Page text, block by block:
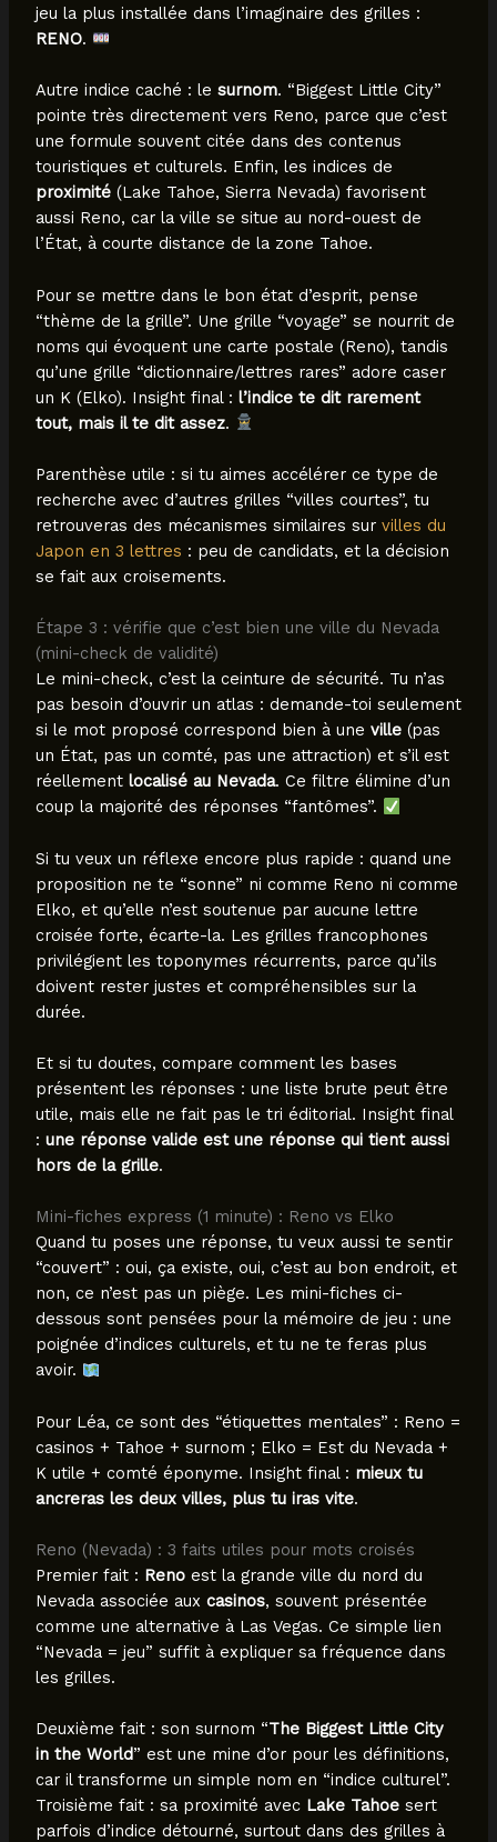
jeu la plus installée dans l’imaginaire des grilles :
RENO.
Autre indice caché : le surnom. “Biggest Little City”
pointe très directement vers Reno, parce que c’est
une formule souvent citée dans des contenus
touristiques et culturels. Enfin, les indices de
proximité(Lake Tahoe, Sierra Nevada) favorisent
aussi Reno, car la ville se situe au nord-ouest de
l’État, à courte distance de la zone Tahoe.
Pour se mettre dans le bon état d’esprit, pense
“thème de la grille”. Une grille “voyage” se nourrit de
noms qui évoquent une carte postale (Reno), tandis
qu’une grille “dictionnaire/lettres rares” adore caser
un K (Elko). Insight final : l’indice te dit rarement
tout, mais il te dit assez.
Parenthèse utile : si tu aimes accélérer ce type de
recherche avec d’autres grilles “villes courtes”, tu
retrouveras des mécanismes similaires sur villes du
Japon en 3 lettres : peu de candidats, et la décision
se fait aux croisements.
Étape 3 : vérifie que c’est bien une ville du Nevada
(mini-check de validité)
Le mini-check, c’est la ceinture de sécurité. Tu n’as
pas besoin d’ouvrir un atlas : demande-toi seulement
si le mot proposé correspond bien à une ville(pas
un État, pas un comté, pas une attraction) et s’il est
réellement localisé au Nevada. Ce filtre élimine d’un
coup la majorité des réponses “fantômes”.
Si tu veux un réflexe encore plus rapide : quand une
proposition ne te “sonne” ni comme Reno ni comme
Elko, et qu’elle n’est soutenue par aucune lettre
croisée forte, écarte-la. Les grilles francophones
privilégient les toponymes récurrents, parce qu’ils
doivent rester justes et compréhensibles sur la
durée.
Et si tu doutes, compare comment les bases
présentent les réponses : une liste brute peut être
utile, mais elle ne fait pas le tri éditorial. Insight final
: une réponse valide est une réponse qui tient aussi
hors de la grille.
Mini-fiches express (1 minute) : Reno vs Elko
Quand tu poses une réponse, tu veux aussi te sentir
“couvert” : oui, ça existe, oui, c’est au bon endroit, et
non, ce n’est pas un piège. Les mini-fiches ci-
dessous sont pensées pour la mémoire de jeu : une
poignée d’indices culturels, et tu ne te feras plus
avoir.
Pour Léa, ce sont des “étiquettes mentales” : Reno =
casinos + Tahoe + surnom ; Elko = Est du Nevada +
K utile + comté éponyme. Insight final : mieux tu
ancreras les deux villes, plus tu iras vite.
Reno (Nevada) : 3 faits utiles pour mots croisés
Premier fait : Renoest la grande ville du nord du
Nevada associée aux casinos, souvent présentée
comme une alternative à Las Vegas. Ce simple lien
“Nevada = jeu” suffit à expliquer sa fréquence dans
les grilles.
Deuxième fait : son surnom “The Biggest Little City
in the World” est une mine d’or pour les définitions,
car il transforme un simple nom en “indice culturel”.
Troisième fait : sa proximité avec Lake Tahoesert
parfois d’indice détourné, surtout dans des grilles à